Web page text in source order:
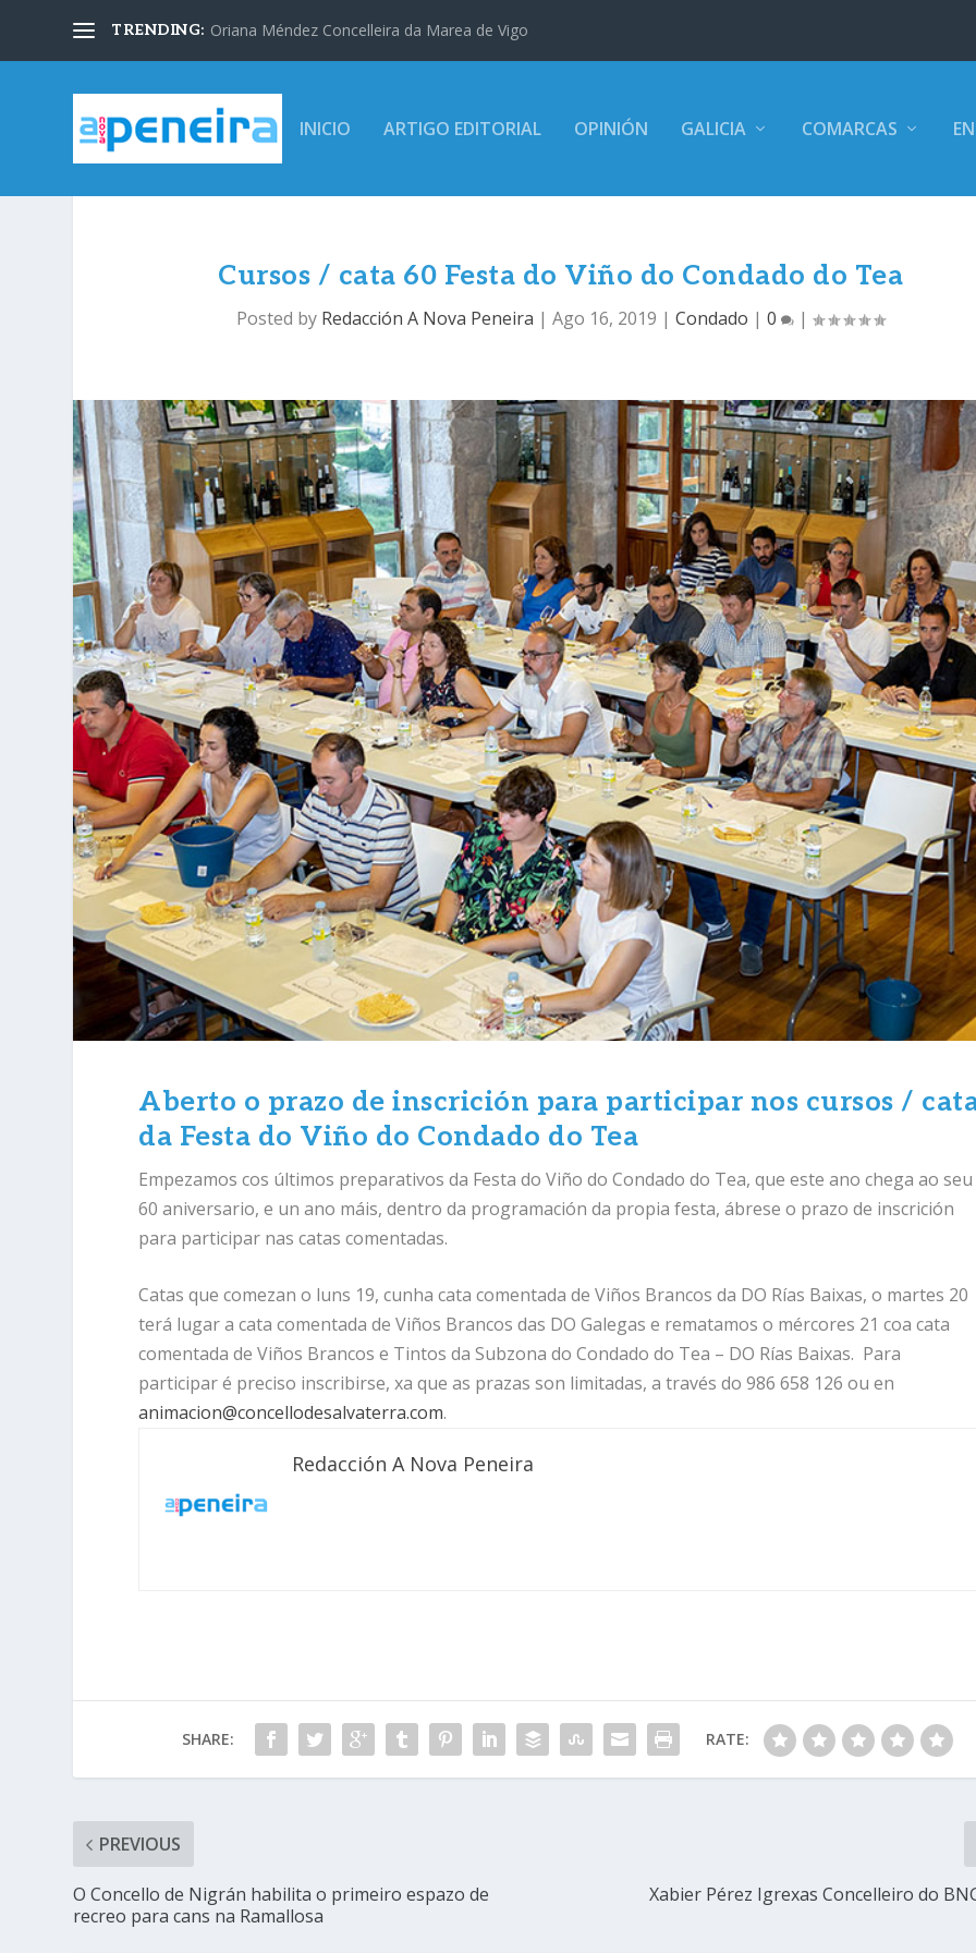
TRENDING: Oriana Méndez Concelleira da Marea de Vigo
INICIO ARTIGO EDITORIAL OPINIÓN GALICIA COMARCAS
Cursos / cata 60 Festa do Viño do Condado do Tea
Posted by Redacción A Nova Peneira |Ago 16, 2019 |Condado |0 |
Aberto o prazo de inscrición para participar nos cursos /
da Festa do Viño do Condado do Tea
Empezamos cos últimos preparativos da Festa do Viño do Condado do Tea, que este ano chega ao seu
60 aniversario, e un ano máis, dentro da programación da propia festa, ábrese o prazo de inscrición
para participar nas catas comentadas.
Catas que comezan o luns 19, cunha cata comentada de Viños Brancos da DO Rías Baixas, o martes 20
terá lugar a cata comentada de Viños Brancos das DO Galegas e rematamos o mércores 21 coa cata
comentada de Viños Brancos e Tintos da Subzona do Condado do Tea – DO Rías Baixas. Para
participar é preciso inscribirse, xa que as prazas son limitadas, a través do 986 658 126 ou en
animacion@concellodesalvaterra.com.
Redacción A Nova Peneira
SHARE: RATE:
PREVIOUS
O Concello de Nigrán habilita o primeiro espazo de
recreo para cans na Ramallosa
Xabier Pérez Igrexas Concelleiro do